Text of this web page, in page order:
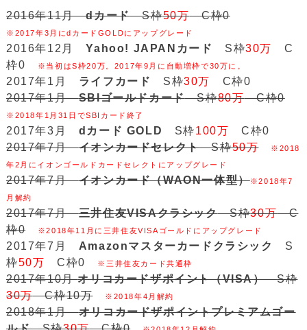
2016年11月dカードS枠50万C枠0
※2017年3月にdカードGOLDにアップグレード
2016年12月Yahoo! JAPANカード S枠30万
C
枠0
※当初はS枠20万。2017年9月に自動増枠で30万に。
2017年1月 ライフカード S枠30万
C枠0
2017年1月SBIゴールドカードS枠80万C枠0
※2018年1月31日でSBIカード終了
2017年3月 dカード GOLD S枠100万 C枠0
2017年7月イオンカードセレクトS枠50万
※2018
年2月にイオンゴールドカードセレクトにアップグレード
2017年7月イオンカード（WAON一体型）※2018年7
月解約
2017年7月三井住友VISAクラシックS枠30万C
枠0
※2018年11月に三井住友VISAゴールドにアップグレード
2017年7月 Amazonマスターカードクラシック
S
枠50万 C枠0 ※三井住友カード共通枠
2017年10月オリコカードザポイント（VISA）S枠
30万C枠10万 ※2018年4月解約
2018年1月オリコカードザポイントプレミアムゴー